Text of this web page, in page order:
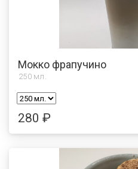
Мокко фрапучино
250 мл.
280 ₽